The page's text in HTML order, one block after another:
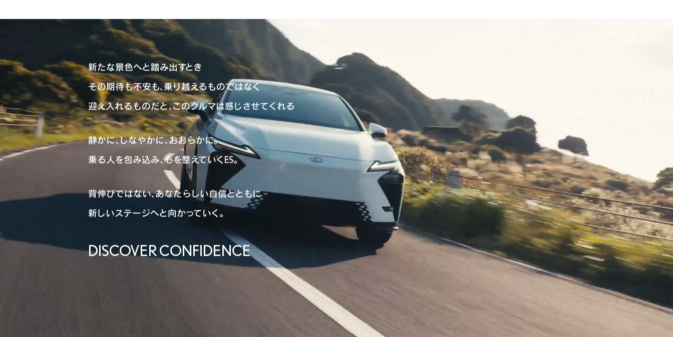
新たな景色へと踏み出すとき
その期待も不安も、乗り越えるものではなく
迎え入れるものだと、このクルマは感じさせてくれる
静かに、しなやかに、おおらかに。
乗る人を包み込み、心を整えていくES。
背伸びではない、あなたらしい自信とともに
新しいステージへと向かっていく。
DISCOVER CONFIDENCE